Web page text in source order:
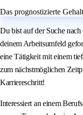
Das prognostizierte
Du bist auf der Suche
deinem Arbeitsumfeld
eine Tätigkeit mit einem
zum nächstmöglichen
Karriereschritt!
Interessiert an einem